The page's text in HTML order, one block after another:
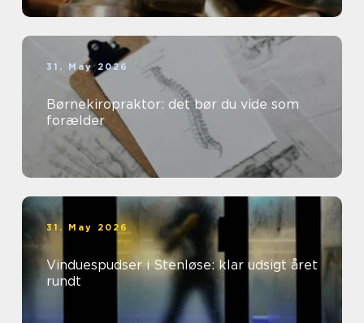
31. May 2026
Børnekiropraktor: det bør du vide som
forælder
31. May 2026
Vinduespudser i Stenløse: klar udsigt året
rundt